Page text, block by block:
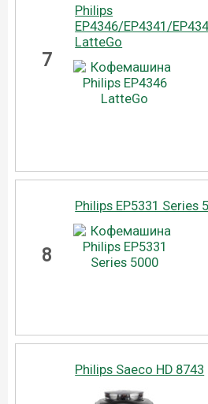
7
Philips
EP4346/EP4341/
LatteGo
8
Philips EP5331 Series
Philips Saeco HD 8743